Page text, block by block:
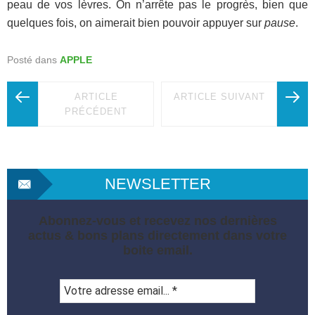
peau de vos lèvres. On n’arrête pas le progrès, bien que
quelques fois, on aimerait bien pouvoir appuyer sur pause.
Posté dans APPLE
ARTICLE
PRÉCÉDENT
ARTICLE SUIVANT
NEWSLETTER
Abonnez-vous et recevez nos dernières
actus & bons plans directement dans votre
boite email.
adresse